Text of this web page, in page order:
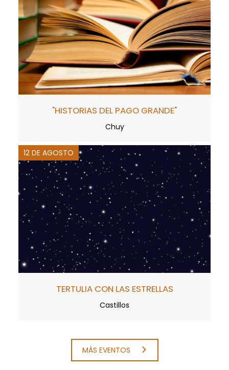
"HISTORIAS DEL PAGO GRANDE"
Chuy
12 DE AGOSTO
TERTULIA CON LAS ESTRELLAS
Castillos
MÁS EVENTOS